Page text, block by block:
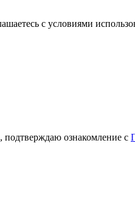
с условиями
, подтверждаю ознакомление с